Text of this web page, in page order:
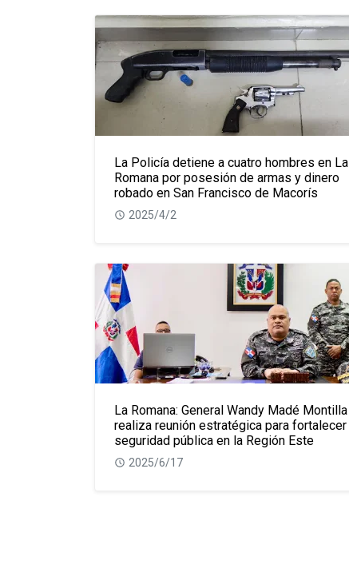
La Policía detiene a cuatro hombres en La
Romana por posesión de armas y dinero
robado en San Francisco de Macorís
2025/4/2
La Romana: General Wandy Madé Montilla
realiza reunión estratégica para fortalecer
seguridad pública en la Región Este
2025/6/17